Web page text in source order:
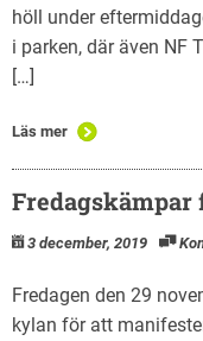
höll under
i parken, där även NF
[…]
Läs mer
3 december, 2019
Fredagen den 29
kylan för att